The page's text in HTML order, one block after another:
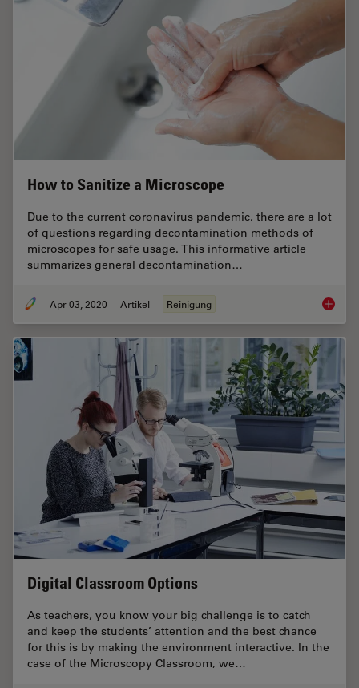
How to Sanitize a Microscope
Due to the current coronavirus pandemic, there are a lot
of questions regarding decontamination methods of
microscopes for safe usage. This informative article
summarizes general decontamination…
Apr 03, 2020 Artikel Reinigung How to
Digital Classroom Options
As teachers, you know your big challenge is to catch
and keep the students’ attention and the best chance
for this is by making the environment interactive. In the
case of the Microscopy Classroom, we…